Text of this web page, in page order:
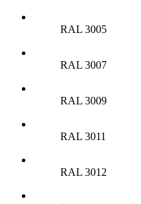
RAL 3005
RAL 3007
RAL 3009
RAL 3011
RAL 3012